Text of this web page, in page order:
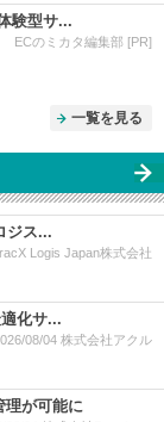
験型サ...
ECのミカタ編集部 [PR]
一覧を見る
ジス...
Logis Japan株式会社
化サ...
08/04 株式会社アクル
理が可能に